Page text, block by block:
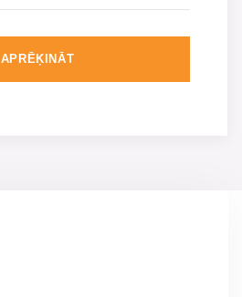
APRĒĶINĀT